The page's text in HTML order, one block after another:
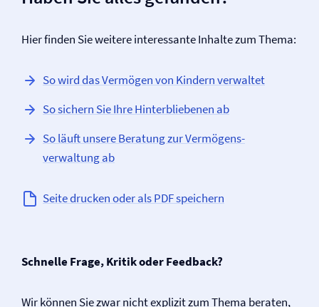
Hier finden Sie weitere interessante Inhalte zum Thema:
So wird das Vermögen von Kindern verwaltet
So sichern Sie Ihre Hinterbliebenen ab
So läuft unsere Beratung zur Vermögens­
verwaltung ab
Seite drucken oder als PDF speichern
Schnelle Frage, Kritik oder Feedback?
Wir können Sie zwar nicht explizit zum Thema beraten,